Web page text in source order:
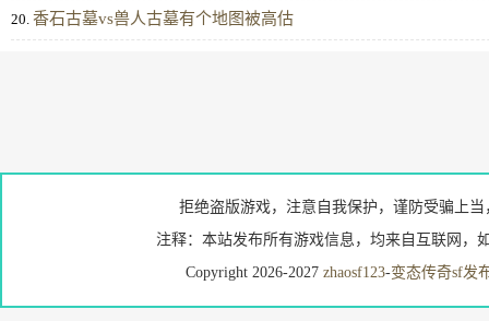
20. 香石古墓vs兽人古墓有个地图被高估
拒绝盗版游戏，注意自我保护，谨防受骗上
注释：本站发布所有游戏信息，均来自互联网，
Copyright 2026-2027 zhaosf123-变态传奇sf发